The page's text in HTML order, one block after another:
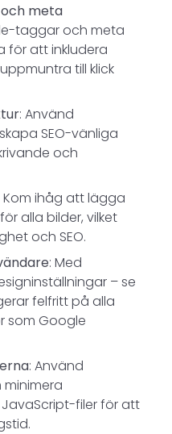
meta
taggar och meta
för att inkludera
till klick
: Använd
SEO-vänliga
och
Kom ihåg att lägga
alla bilder, vilket
och SEO.
: Med
– se
felfritt på alla
som Google
: Använd
filer för att